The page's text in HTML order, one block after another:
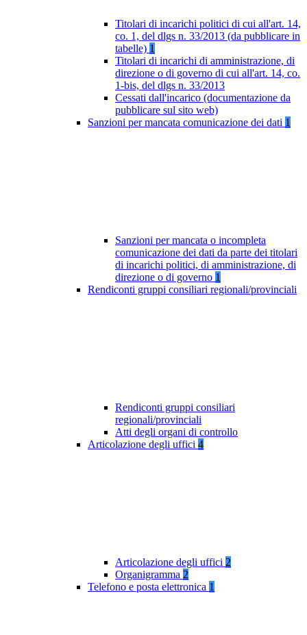
Titolari di incarichi politici di cui all'art. 14,
co. 1, del dlgs n. 33/2013 (da pubblicare in
tabelle) 1
Titolari di incarichi di amministrazione, di
direzione o di governo di cui all'art. 14, co.
1-bis, del dlgs n. 33/2013
Cessati dall'incarico (documentazione da
pubblicare sul sito web)
Sanzioni per mancata comunicazione dei dati 1
Sanzioni per mancata o incompleta
comunicazione dei dati da parte dei titolari
di incarichi politici, di amministrazione, di
direzione o di governo 1
Rendiconti gruppi consiliari regionali/provinciali
Rendiconti gruppi consiliari
regionali/provinciali
Atti degli organi di controllo
Articolazione degli uffici 4
Articolazione degli uffici 2
Organigramma 2
Telefono e posta elettronica 1